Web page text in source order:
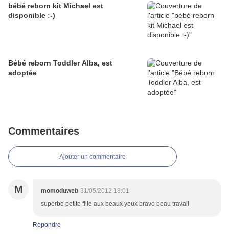
bébé reborn kit Michael est
disponible :-)
Bébé reborn Toddler Alba, est
adoptée
Commentaires
Ajouter un commentaire
M momoduweb 31/05/2012 18:01
superbe petite fille aux beaux yeux bravo beau travail
Répondre